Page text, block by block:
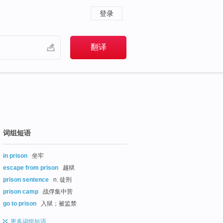
登录
词组短语
in prison
坐牢
escape from prison
越狱
prison sentence
n. 徒刑
prison camp
战俘集中营
go to prison
入狱；被监禁
更多词组短语